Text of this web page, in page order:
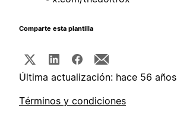
Comparte esta plantilla
Última actualización: hace 56 años
Términos y condiciones